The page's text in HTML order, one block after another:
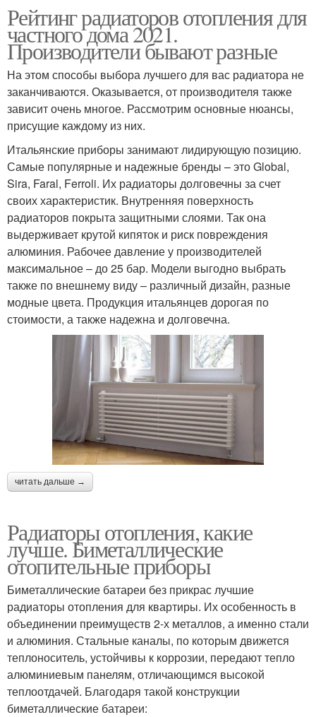
Рейтинг радиаторов отопления для
частного дома 2021.
Производители бывают разные
На этом способы выбора лучшего для вас радиатора не
заканчиваются. Оказывается, от производителя также
зависит очень многое. Рассмотрим основные нюансы,
присущие каждому из них.
Итальянские приборы занимают лидирующую позицию.
Самые популярные и надежные бренды – это Global,
Sira, Faral, Ferroli. Их радиаторы долговечны за счет
своих характеристик. Внутренняя поверхность
радиаторов покрыта защитными слоями. Так она
выдерживает крутой кипяток и риск повреждения
алюминия. Рабочее давление у производителей
максимальное – до 25 бар. Модели выгодно выбрать
также по внешнему виду – различный дизайн, разные
модные цвета. Продукция итальянцев дорогая по
стоимости, а также надежна и долговечна.
читать дальше →
Радиаторы отопления, какие
лучше. Биметаллические
отопительные приборы
Биметаллические батареи без прикрас лучшие
радиаторы отопления для квартиры. Их особенность в
объединении преимуществ 2-х металлов, а именно стали
и алюминия. Стальные каналы, по которым движется
теплоноситель, устойчивы к коррозии, передают тепло
алюминиевым панелям, отличающимся высокой
теплоотдачей. Благодаря такой конструкции
биметаллические батареи: